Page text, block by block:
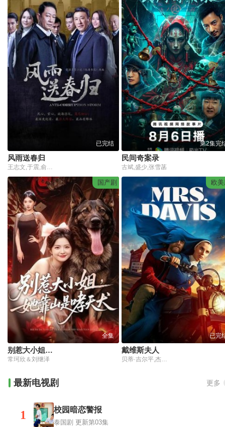
已完结
风雨送春归
王志文,于震,俞飞鸿,王力可,鲁诺,陈龙,郭冬冬,王若雪,赵樱子,何音,张秋歌,巫刚,石兆琪,冯恩鹤,马书良,张冰,鲁思远,马晓峰,维妮,沈磊,金为珩,李倩倩,刘忠虎,贺刚
第2集完
民间奇案录
古斌,盛少,张雪菡
国产剧
全集
别惹大小姐，她靠山是哮天犬
常珂欣＆刘继泽
欧
已完
戴维斯夫人
贝蒂·吉尔平,杰克·麦克道曼,伊利·亨利,山姆·米德,达瑞·因戈尔夫松,桑德拉·库瑞
最新电视剧 更多
1 校园暗恋警报
泰国剧 更新第03集